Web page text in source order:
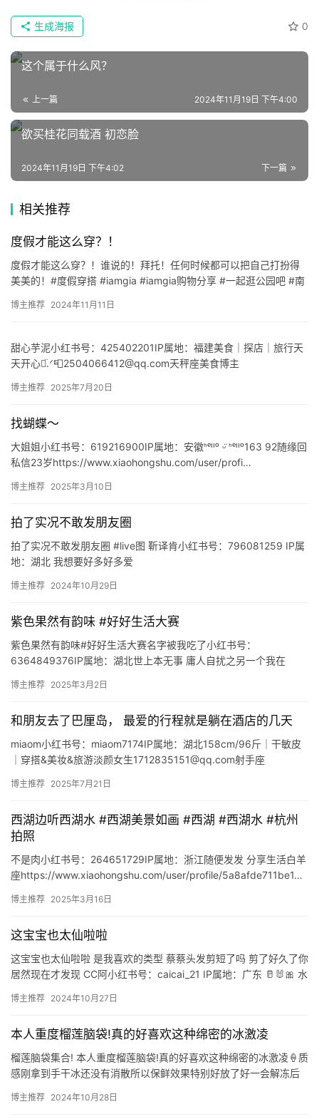
📖
墨
语
文
集
🔥
榜
速
递
🌱
主
星
🎬
剧
场
0
生成海报
这个属于什么风？
上一篇 2024年11月19日 下午4:00
欲买桂花同载酒 初恋脸
下一篇
2024年11月19日 下午4:02
相关推荐
度假才能这么穿？！
度假才能这么穿？！谁说的！拜托！任何时候都可以把自己打扮得
美美的！#度假穿搭 #iamgia #iamgia购物分享 #一起逛公园吧 #南
博主推荐 2024年11月11日
甜心芋泥小红书号：425402201IP属地：福建美食｜探店｜旅行天
天开心ᯅ̈.ᐟ📮2504066412@qq.com天秤座美食博主
博主推荐 2025年7月20日
找蝴蝶～
大姐姐小红书号：619216900IP属地：安徽ᑋᵉᑊᑊᵒ ᵕ̈ ᑋᵉᑊᑊᵒ163 92随缘回
私信23岁https://www.xiaohongshu.com/user/profi…
博主推荐 2025年3月10日
拍了实况不敢发朋友圈
拍了实况不敢发朋友圈 #live图 靳译肯小红书号：796081259 IP属
地：湖北 我想要好多好多爱
博主推荐 2024年10月29日
紫色果然有韵味 #好好生活大赛
紫色果然有韵味#好好生活大赛名字被我吃了小红书号：
6364849376IP属地：湖北世上本无事 庸人自扰之另一个我在
博主推荐 2025年3月2日
和朋友去了巴厘岛， 最爱的行程就是躺在酒店的几天
miaom小红书号：miaom7174IP属地：湖北158cm/96斤｜干敏皮
｜穿搭&美妆&旅游淡颜女生1712835151@qq.com射手座
博主推荐 2025年7月21日
西湖边听西湖水 #西湖美景如画 #西湖 #西湖水 #杭州
拍照
不是肉小红书号：264651729IP属地：浙江随便发发 分享生活白羊
座https://www.xiaohongshu.com/user/profile/5a8afde711be1…
博主推荐 2025年3月16日
这宝宝也太仙啦啦
这宝宝也太仙啦啦 是我喜欢的类型 蔡蔡头发剪短了吗 剪了好久了你
居然现在才发现 CC阿小红书号：caicai_21 IP属地：广东 🥛🐰🎀 水
博主推荐 2024年10月27日
本人重度榴莲脑袋!真的好喜欢这种绵密的冰激凌
榴莲脑袋集合! 本人重度榴莲脑袋!真的好喜欢这种绵密的冰激凌🍦质
感刚拿到手干冰还没有消散所以保鲜效果特别好放了好一会解冻后
博主推荐 2024年10月28日